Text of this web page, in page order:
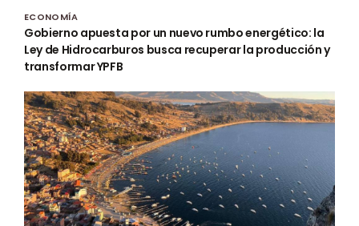
ECONOMÍA
Gobierno apuesta por un nuevo rumbo energético: la
Ley de Hidrocarburos busca recuperar la producción y
transformar YPFB